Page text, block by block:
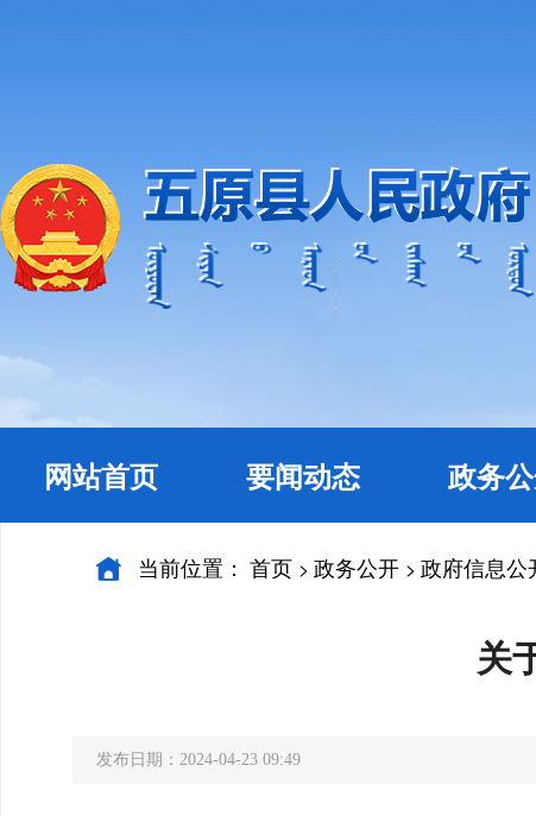
网站首页 要闻动态 政务
当前位置： 首页 > 政务公开 > 政府信息公
关
发布日期：2024-04-23 09:49